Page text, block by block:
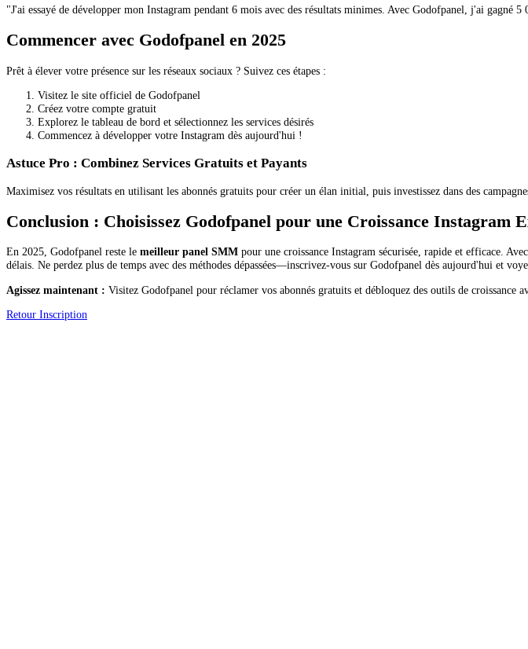
"J'ai essayé de développer mon Instagram pendant 6 mois avec des résultats minimes. Avec Godofpanel, j'ai
Commencer avec Godofpanel en 2025
Prêt à élever votre présence sur les réseaux sociaux ? Suivez ces étapes :
Visitez le site officiel de Godofpanel
Créez votre compte gratuit
Explorez le tableau de bord et sélectionnez les services désirés
Commencez à développer votre Instagram dès aujourd'hui !
Astuce Pro : Combinez Services Gratuits et Payants
Maximisez vos résultats en utilisant les abonnés gratuits pour créer un élan initial, puis investissez dans des
Conclusion : Choisissez Godofpanel pour une Croissance Instagram
En 2025, Godofpanel reste le meilleur panel SMM pour une croissance Instagram sécurisée, rapide et efficace.
délais. Ne perdez plus de temps avec des méthodes dépassées—inscrivez-vous sur Godofpanel dès aujourd'hui et
Agissez maintenant : Visitez Godofpanel pour réclamer vos abonnés gratuits et débloquez des outils de croissance
Retour Inscription